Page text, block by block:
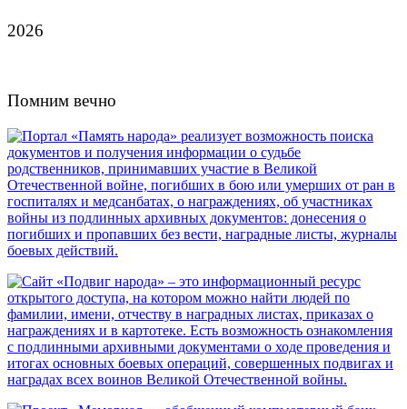
2026
Помним вечно